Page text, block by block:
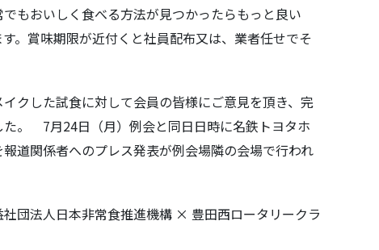
もおいしく食べる方法が見つかったらもっと良い
。賞味期限が近付くと社員配布又は、業者任せでそ
した試食に対して会員の皆様にご意見を頂き、完
。 7月24日（月）例会と同日日時に名鉄トヨタホ
道関係者へのプレス発表が例会場隣の会場で行われ
団法人日本非常食推進機構 × 豊田西ロータリークラ